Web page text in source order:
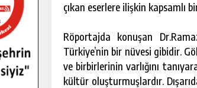
çıkan eserlere ilişkin kapsamlı
Röportajda konuşan
Türkiye’nin bir nüvesi gibidir.
ve birbirlerinin varlığını
kültür oluşturmuşlardır.
KAMPINDA
GÖKSUN HAFIZLIK